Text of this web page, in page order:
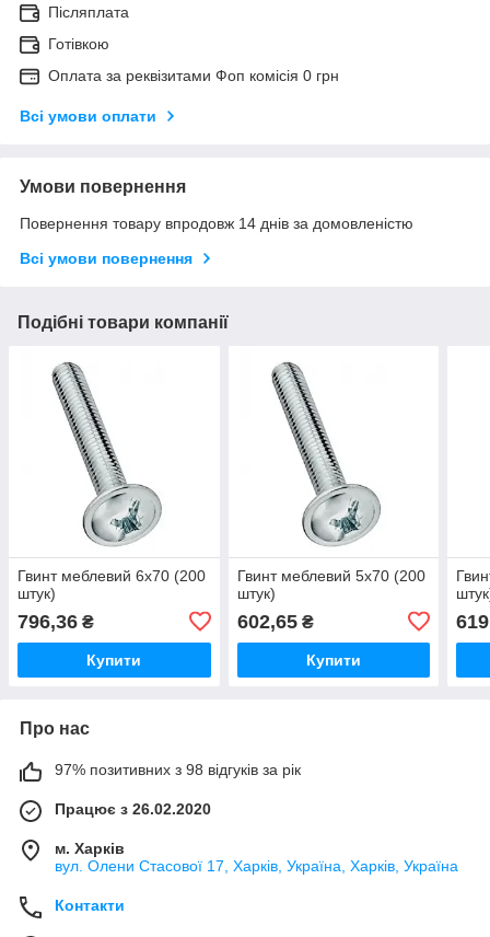
Післяплата
Готівкою
Оплата за реквізитами Фоп комісія 0 грн
Всі умови оплати
Умови повернення
Повернення товару впродовж 14 днів за домовленістю
Всі умови повернення
Подібні товари компанії
Гвинт меблевий 6х70 (200
штук)
796,36 ₴
Купити
Гвинт меблевий 5х70 (200
штук)
602,65₴
Купити
Про нас
97% позитивних з 98 відгуків за рік
Працює з 26.02.2020
м. Харків
вул. Олени Стасової 17, Харків, Україна, Харків, Україна
Контакти